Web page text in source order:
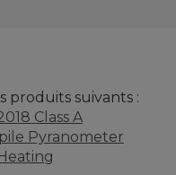
produits suivants :
Class A
Pyranometer